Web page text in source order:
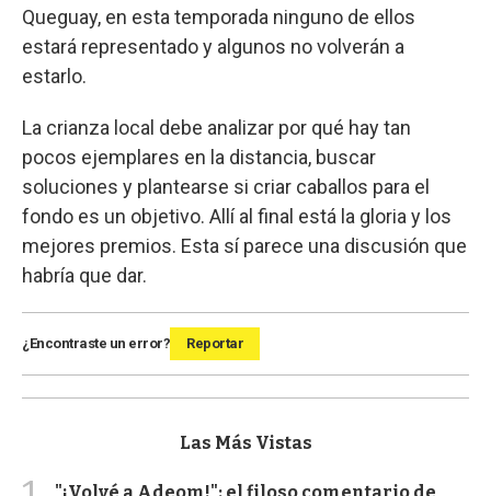
Queguay, en esta temporada ninguno de ellos
estará representado y algunos no volverán a
estarlo.
La crianza local debe analizar por qué hay tan
pocos ejemplares en la distancia, buscar
soluciones y plantearse si criar caballos para el
fondo es un objetivo. Allí al final está la gloria y los
mejores premios. Esta sí parece una discusión que
habría que dar.
¿Encontraste un error? Reportar
Las Más Vistas